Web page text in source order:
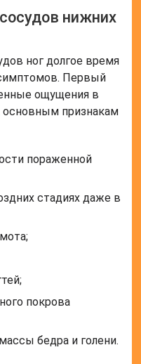
нижних
ног долгое время
Первый
ощущения в
основным признакам
пораженной
стадиях даже в
покрова
бедра и голени.